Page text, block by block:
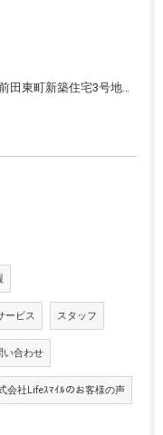
【成約御礼 高松市前田東町新築住宅3号地】香川県の不動産の買取・売却・査定ならLifeスマイルにお任せください
ービス スタッフ
い合わせ
会社Lifeｽﾏｲﾙのお客様の声